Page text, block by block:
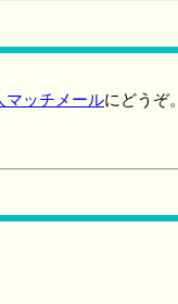
マッチメールにどうぞ。